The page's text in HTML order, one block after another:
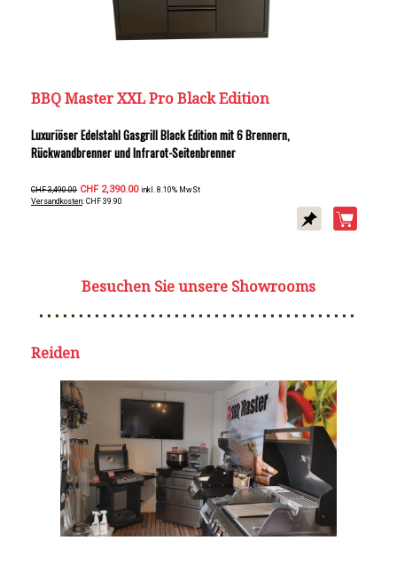
BBQ Master XXL Pro Black Edition
Luxuriöser Edelstahl Gasgrill Black Edition mit 6 Brennern,
Rückwandbrenner und Infrarot-Seitenbrenner
CHF 3,490.00 CHF 2,390.00 inkl. 8.10% MwSt
Versandkosten: CHF 39.90
Besuchen Sie unsere Showrooms
Reiden